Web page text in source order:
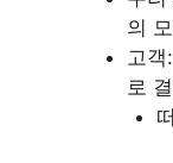
의
고객
로